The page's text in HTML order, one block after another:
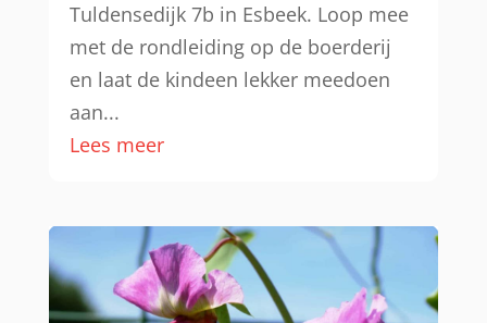
Tuldensedijk 7b in Esbeek. Loop mee
met de rondleiding op de boerderij
en laat de kindeen lekker meedoen
aan...
Lees meer